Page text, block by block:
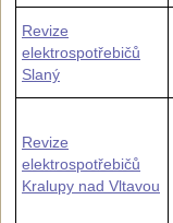
Revize
elektrospotřebičů
Slaný
Revize
elektrospotřebičů
Kralupy nad Vltavou